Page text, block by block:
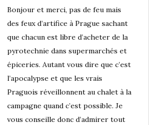
Bonjour et merci, pas de feu mais
des feux d’artifice à Prague sachant
que chacun est libre d’acheter de la
pyrotechnie dans supermarchés et
épiceries. Autant vous dire que c’est
l’apocalypse et que les vrais
Praguois réveillonnent au chalet à la
campagne quand c’est possible. Je
vous conseille donc d’admirer tout